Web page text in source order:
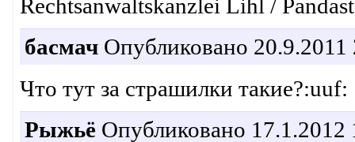
Rechtsanwaltskanzlei Lihl /
басмачОпубликовано 20.9.2011
Что тут за страшилки такие?:uuf:
РыжьёОпубликовано 17.1.2012